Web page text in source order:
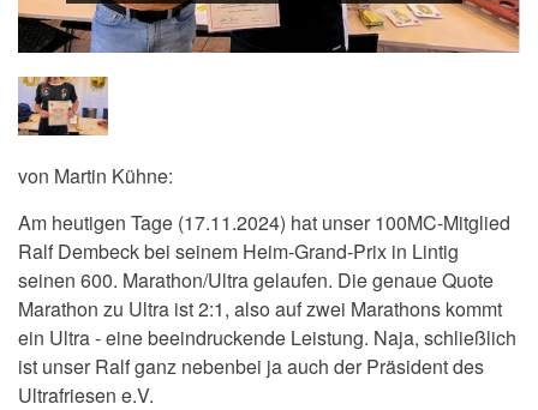
von Martin Kühne:
Am heutigen Tage (17.11.2024) hat unser 100MC-Mitglied
Ralf Dembeck bei seinem Heim-Grand-Prix in Lintig
seinen 600. Marathon/Ultra gelaufen. Die genaue Quote
Marathon zu Ultra ist 2:1, also auf zwei Marathons kommt
ein Ultra - eine beeindruckende Leistung. Naja, schließlich
ist unser Ralf ganz nebenbei ja auch der Präsident des
Ultrafriesen e.V.